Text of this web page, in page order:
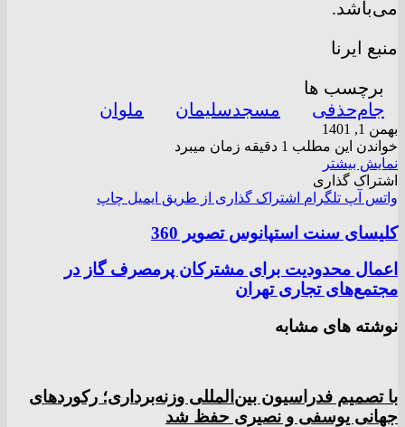
می‌باشد.
منبع ایرنا
برچسب ها
جام‌حذفی
مسجدسلیمان ملوان
بهمن 1, 1401
خواندن این مطلب 1 دقیقه زمان میبرد
نمایش بیشتر
اشتراک گذاری
واتس آپ تلگرام اشتراک گذاری از طریق ایمیل چاپ
کلیسای سنت استپانوس تصویر 360
اعمال محدودیت برای مشترکان پرمصرف گاز در
مجتمع‌های تجاری تهران
نوشته های مشابه
با تصمیم فدراسیون بین‌المللی وزنه‌برداری؛ رکورد‌های
جهانی یوسفی و نصیری حفظ شد